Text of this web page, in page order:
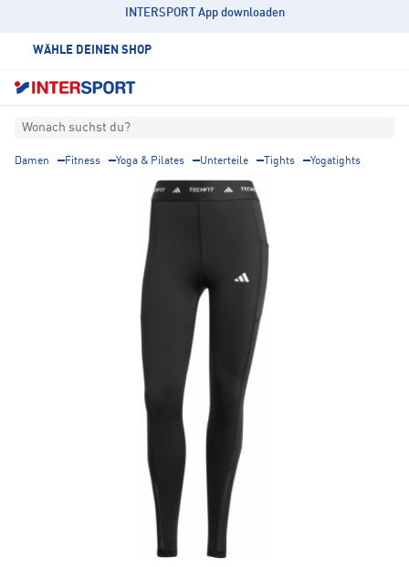
INTERSPORT App downloaden
WÄHLE DEINEN SHOP
Wonach suchst du?
Damen Fitness Yoga & Pilates Unterteile Tights Yogatights